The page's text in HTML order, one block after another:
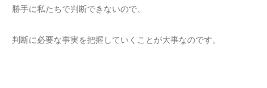
勝手に私たちで判断できないので、
判断に必要な事実を把握していくことが大事なのです。